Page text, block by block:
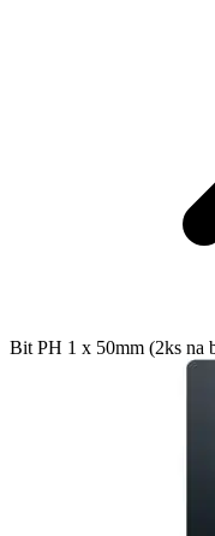
Bit PH 1 x 50mm (2ks na